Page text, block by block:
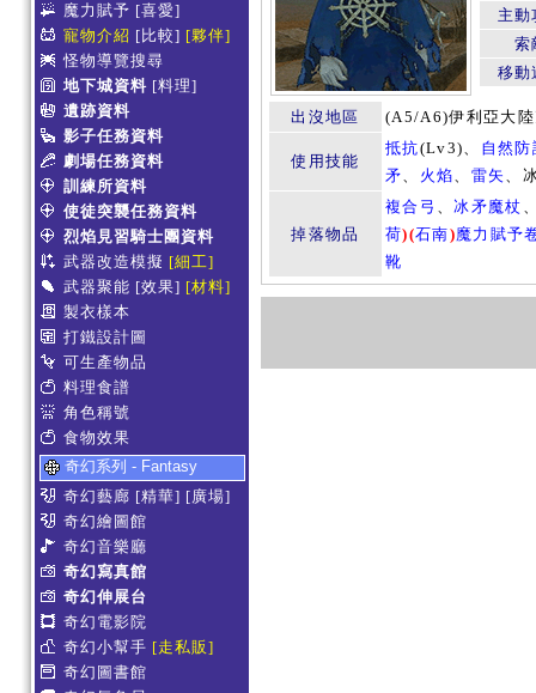
魔力賦予 [喜愛]
寵物介紹 [比較] [夥伴]
怪物導覽搜尋
地下城資料 [料理]
遺跡資料
影子任務資料
劇場任務資料
訓練所資料
使徒突襲任務資料
烈焰見習騎士團資料
武器改造模擬 [細工]
武器聚能 [效果] [材料]
製衣樣本
打鐵設計圖
可生產物品
料理食譜
角色稱號
食物效果
奇幻系列 - Fantasy
奇幻藝廊 [精華] [廣場]
奇幻繪圖館
奇幻音樂廳
奇幻寫真館
奇幻伸展台
奇幻電影院
奇幻小幫手 [走私販]
奇幻圖書館
主動
索
移動
出沒地區 (A5/A6)伊利亞大
使用技能
抵抗(Lv3)、 自然防
矛、 火焰、 雷矢 、
掉落物品
複合弓 、冰矛魔杖
荷)(石南)魔力賦予
靴